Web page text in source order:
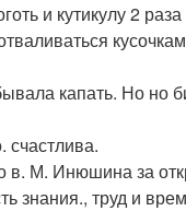
и кутикулу 2
капать. Но но
счастлива.
в. М. Инюшина за
знания., труд и